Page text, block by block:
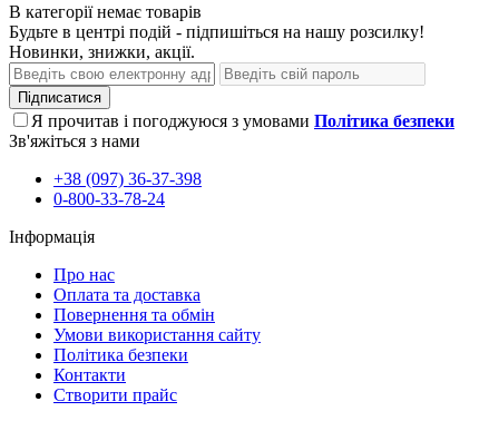
В категорії немає товарів
Будьте в центрі подій - підпишіться на нашу розсилку!
Новинки, знижки, акції.
Підписатися
Я прочитав і погоджуюся з умовами Політика безпеки
Зв'яжіться з нами
+38 (097) 36-37-398
0-800-33-78-24
Інформація
Про нас
Оплата та доставка
Повернення та обмін
Умови використання сайту
Політика безпеки
Контакти
Cтворити прайс